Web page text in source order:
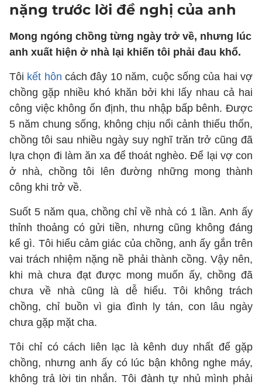
nặng trước lời đề nghị của anh
Mong ngóng chồng từng ngày trở về, nhưng lúc
anh xuất hiện ở nhà lại khiến tôi phải đau khổ.
Tôi kết hôn cách đây 10 năm, cuộc sống của hai vợ
chồng gặp nhiều khó khăn bởi khi lấy nhau cả hai
công việc không ổn định, thu nhập bấp bênh. Được
5 năm chung sống, không chịu nổi cảnh thiếu thốn,
chồng tôi sau nhiều ngày suy nghĩ trăn trở cũng đã
lựa chọn đi làm ăn xa để thoát nghèo. Để lại vợ con
ở nhà, chồng tôi lên đường những mong thành
công khi trở về.
Suốt 5 năm qua, chồng chỉ về nhà có 1 lần. Anh ấy
thỉnh thoảng có gửi tiền, nhưng cũng không đáng
kể gì. Tôi hiểu cảm giác của chồng, anh ấy gắn trên
vai trách nhiệm nặng nề phải thành cồng. Vậy nên,
khi mà chưa đạt được mong muốn ấy, chồng đã
chưa về nhà cũng là dễ hiểu. Tôi không trách
chồng, chỉ buồn vì gia đình ly tán, con lâu ngày
chưa gặp mặt cha.
Tôi chỉ có cách liên lạc là kênh duy nhất để gặp
chồng, nhưng anh ấy có lúc bận không nghe máy,
không trả lời tin nhắn. Tôi đành tự nhủ mình phải